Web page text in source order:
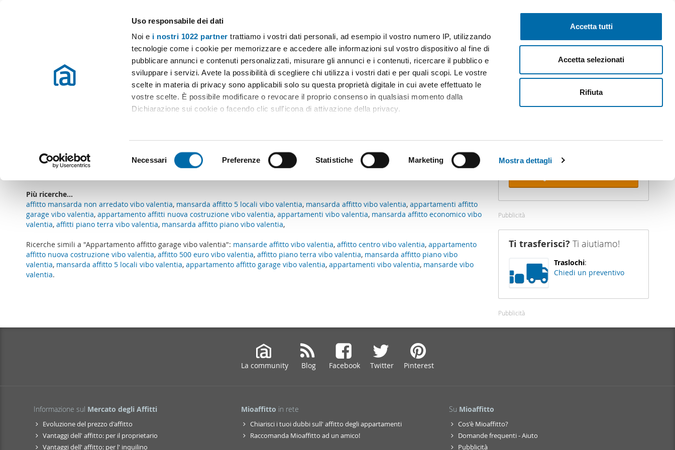
Uso responsabile dei dati
Noi e i nostri 1022 partner trattiamo i vostri dati personali, ad esempio il vostro numero IP, utilizzando
tecnologie come i cookie per memorizzare e accedere alle informazioni sul vostro dispositivo al fine di
pubblicare annunci e contenuti personalizzati, misurare gli annunci e i contenuti, ricercare il pubblico e
sviluppare i servizi. Avete la possibilità di scegliere chi utilizza i vostri dati e per quali scopi. Le vostre
scelte in materia di privacy sono applicabili solo su questa proprietà digitale in cui avete effettuato le
vostre scelte. È possibile modificare o revocare il proprio consenso in qualsiasi momento dalla
Dichiarazione sui cookie o facendo clic sull'icona di attivazione della privacy.
Identificare il tuo dispositivo, scansionandolo attivamente alla ricerca di caratteristiche specifiche
(impronte digitali).
Utilizziamo i cookie per personalizzare contenuti ed annunci, per fornire funzionalità dei social media e
con i nostri partner che si occupano di analisi dei dati web, pubblicità e social media, i quali potrebbero
combinarle con altre informazioni che ha fornito loro o che hanno raccolto dal suo utilizzo dei loro
servizi.
e
z
i
o
e
d
Necessari Preferenze Statistiche Marketing Mostra dettagli
Accetta tutti
Accetta selezionati
Rifiuta
Case e appartamenti in affitto in tutta Italia
Pubblica gratis Inizia sessione
Prezzo Superficie Locali Più filtri - 2
Affitto Vibo Valentia Appartamenti Affitto Vibo Valentia Appartamento affitto garage vibo valentia
Ricerche simili a "Appartamento affitto garage vibo valentia": mansarde affitto vibo valentia, affitto centro vibo valentia, appartamento
affitto nuova costruzione vibo valentia, affitto 500 euro vibo valentia, affitto piano terra vibo valentia, mansarda affitto piano vibo
valentia, mansarda affitto 5 locali vibo valentia, appartamento affitto garage vibo valentia, appartamenti vibo valentia, mansarde vibo
valentia.
Appartamento affitto garage vibo valentia (0 immobili) Ordine Mioaffitto
Parola chiave: appartamento affitto garage vibo valentia Tipo di immobile: Appartamento Cancellare filtri
Sottoscriviti a un avviso emailquando ci sono immobili che corrispondo ai tuoi criteri di ricerca.
Più ricerche...
affitto mansarda non arredato vibo valentia, mansarda affitto 5 locali vibo valentia, mansarda affitto vibo valentia, appartamenti affitto
garage vibo valentia, appartamento affitti nuova costruzione vibo valentia, appartamenti vibo valentia, mansarda affitto economico vibo
valentia, affitti piano terra vibo valentia, mansarda affitto piano vibo valentia,
Non lasciare che ti anticipino. Ricevi
Pubblicità
Ti trasferisci? Ti aiutiamo!
Traslochi:
Chiedi un preventivo
Pubblicità
La community Blog Facebook Twitter Pinterest
Informazione sul Mercato degli Affitti
Evoluzione del prezzo d'affitto
Vantaggi dell' affitto: per il proprietario
Vantaggi dell' affitto: per l' inquilino
Mioaffitto in rete
Chiarisci i tuoi dubbi sull' affitto degli appartamenti
Raccomanda Mioaffitto ad un amico!
Su Mioaffitto
Cos'è Mioaffitto?
Domande frequenti - Aiuto
Pubblicità